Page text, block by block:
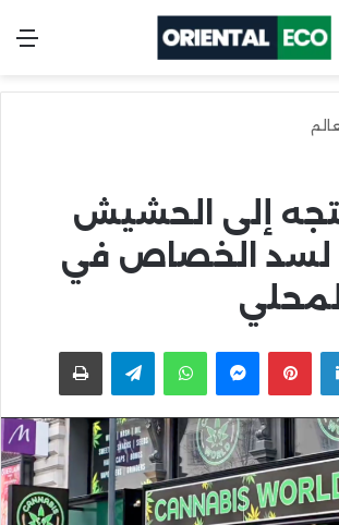
إلى الحشيش
لسد الخصاص في
LinkedIn
Pinterest
Messenger
WhatsApp
Telegramاطبعها